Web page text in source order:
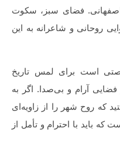
فضای سبز، سکوت
روحانی و شاعرانه به این
است برای لمس تاریخ
آرام و بی‌صدا. اگر به
که روح شهر را از زاویه‌ای
که باید با احترام و تأمل از